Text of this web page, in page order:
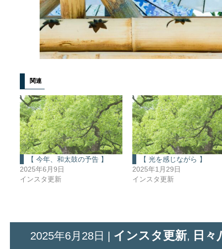
関連
【 今年、和太鼓の予告 】
2025年6月9日
インスタ更新
【 光を感じながら 】
2025年1月29日
インスタ更新
2025年6月28日 | インスタ更新, 日々